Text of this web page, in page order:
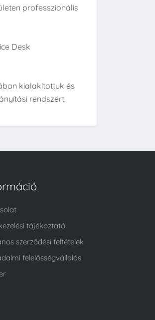
professzionális
Desk
kialakítottuk és
rendszert.
tájékoztató
szerződési feltételek
felelősségvállalás